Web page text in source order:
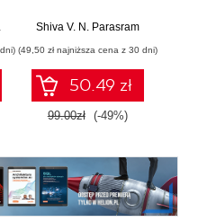
, Herbert Bosanalizy nośników
sieciowego i
zawartości RAM-u
za pomocą
narzędzi systemu
Kali Linux 2022.x.
Shiva V. N. Parasram
(49,50 zł najniższa cena z 30 dni)
50.49 zł
99.00zł (-49%)